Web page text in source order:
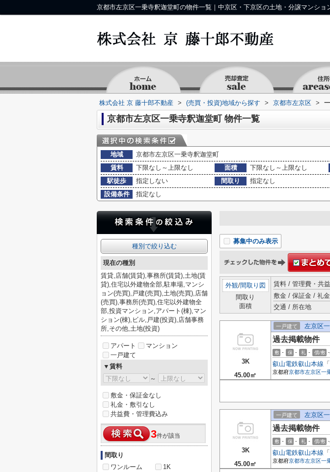
株式会社 京 藤十郎不動産 > (売買・投資)地域から探す > 京都市左京区 >
京都市左京区一乗寺釈迦堂町 物件一覧
地域
京都市左京区一乗寺釈迦堂町
賃料
下限なし～上限なし 面積 下限なし～上限なし
駅徒歩
指定しない 間取り
指定なし
設備条件
指定なし
募集中のみ表示
外観/間取り図
間取り
面積
賃料 / 管理費・共
敷金 / 保証金 / 礼
交通 / 所在地
3K
45.00㎡
一戸建て 左京区
過去掲載物件
敷 - 保 - 礼 - 償/敷
叡山電鉄叡山本線 「
京都府京都市左京区一
3K
45.00㎡
一戸建て 左京区
過去掲載物件
敷 - 保 - 礼 - 償/敷
叡山電鉄叡山本線 「
京都府京都市左京区一
種別で絞り込む
現在の種別
賃貸,店舗(賃貸),事務所(賃貸),土地(賃
貸),住宅以外建物全部,駐車場,マンシ
ョン(売買),戸建(売買),土地(売買),店舗
(売買),事務所(売買),住宅以外建物全
部,投資マンション,アパート(棟),マン
ション(棟),ビル,戸建(投資),店舗事務
所,その他,土地(投資)
アパート
マンション
一戸建て
▼賃料
～
敷金・保証金なし
礼金・敷引なし
共益費・管理費込み
3件が該当
間取り
ワンルーム
1K